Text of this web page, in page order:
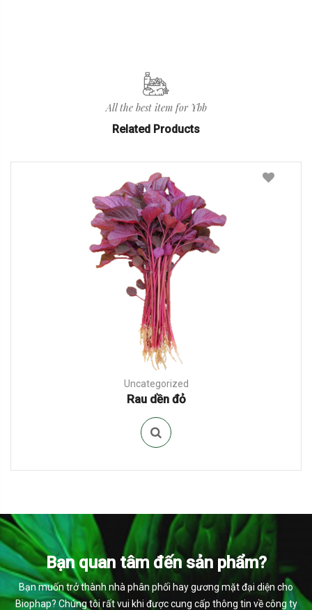
All the best item for Ybb
Related Products
Uncategorized
Rau dền đỏ
Bạn quan tâm đến sản phẩm?
Bạn muốn trở thành nhà phân phối hay gương mặt đại diện cho
Biophap? Chúng tôi rất vui khi được cung cấp thông tin về công ty